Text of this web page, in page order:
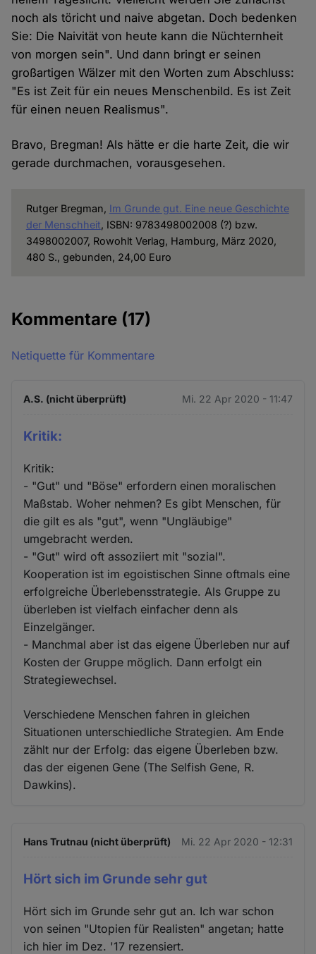
noch als töricht und naive abgetan. Doch bedenken
Sie: Die Naivität von heute kann die Nüchternheit
von morgen sein". Und dann bringt er seinen
großartigen Wälzer mit den Worten zum Abschluss:
"Es ist Zeit für ein neues Menschenbild. Es ist Zeit
für einen neuen Realismus".
Bravo, Bregman! Als hätte er die harte Zeit, die wir
gerade durchmachen, vorausgesehen.
Rutger Bregman, Im Grunde gut. Eine neue Geschichte
der Menschheit, ISBN: 9783498002008 (?) bzw.
3498002007, Rowohlt Verlag, Hamburg, März 2020,
480 S., gebunden, 24,00 Euro
Kommentare (17)
Netiquette für Kommentare
A.S. (nicht überprüft) Mi. 22 Apr 2020 - 11:47
Kritik:
Kritik:
- "Gut" und "Böse" erfordern einen moralischen
Maßstab. Woher nehmen? Es gibt Menschen, für
die gilt es als "gut", wenn "Ungläubige"
umgebracht werden.
- "Gut" wird oft assoziiert mit "sozial".
Kooperation ist im egoistischen Sinne oftmals eine
erfolgreiche Überlebensstrategie. Als Gruppe zu
überleben ist vielfach einfacher denn als
Einzelgänger.
- Manchmal aber ist das eigene Überleben nur auf
Kosten der Gruppe möglich. Dann erfolgt ein
Strategiewechsel.
Verschiedene Menschen fahren in gleichen
Situationen unterschiedliche Strategien. Am Ende
zählt nur der Erfolg: das eigene Überleben bzw.
das der eigenen Gene (The Selfish Gene, R.
Dawkins).
Hans Trutnau (nicht überprüft) Mi. 22 Apr 2020 - 12:31
Hört sich im Grunde sehr gut
Hört sich im Grunde sehr gut an. Ich war schon
von seinen "Utopien für Realisten" angetan; hatte
ich hier im Dez. '17 rezensiert.